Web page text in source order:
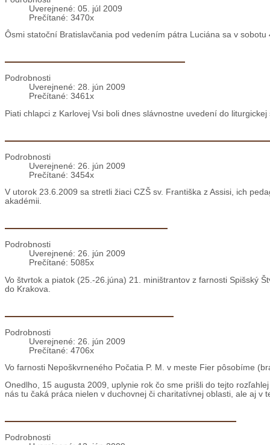
Uverejnené: 05. júl 2009
Prečítané: 3470x
Ôsmi statoční Bratislavčania pod vedením pátra Luciána sa v
Podrobnosti
Uverejnené: 28. jún 2009
Prečítané: 3461x
Piati chlapci z Karlovej Vsi boli dnes slávnostne uvedení do
Podrobnosti
Uverejnené: 26. jún 2009
Prečítané: 3454x
V utorok 23.6.2009 sa stretli žiaci CZŠ sv. Františka z Assisi, ich
akadémii.
Podrobnosti
Uverejnené: 26. jún 2009
Prečítané: 5085x
Vo štvrtok a piatok (25.-26.júna) 21. miništrantov z farnosti Spišský
do Krakova.
Podrobnosti
Uverejnené: 26. jún 2009
Prečítané: 4706x
Vo farnosti Nepoškvrneného Počatia P. M. v meste Fier pôsobíme
Onedlho, 15 augusta 2009, uplynie rok čo sme prišli do tejto
nás tu čaká práca nielen v duchovnej či charitatívnej oblasti, ale aj v
Podrobnosti